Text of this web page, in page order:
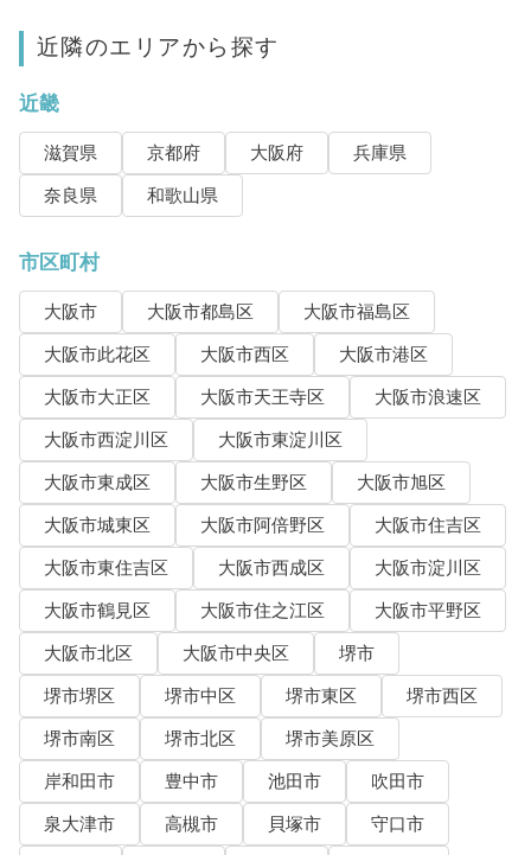
近隣のエリアから探す
近畿
滋賀県 京都府 大阪府
兵庫県
奈良県
和歌山県
市区町村
大阪市 大阪市都島区
大阪市福島区
大阪市此花区
大阪市西区
大阪市港区
大阪市大正区
大阪市天王寺区
大阪市浪速区
大阪市西淀川区
大阪市東淀川区
大阪市東成区
大阪市生野区
大阪市旭区
大阪市城東区
大阪市阿倍野区
大阪市住吉区
大阪市東住吉区
大阪市西成区
大阪市淀川区
大阪市鶴見区
大阪市住之江区
大阪市平野区
大阪市北区
大阪市中央区
堺市
堺市堺区
堺市中区 堺市東区
堺市西区
堺市南区
堺市北区
堺市美原区
岸和田市
豊中市 池田市
吹田市
泉大津市
高槻市 貝塚市
守口市